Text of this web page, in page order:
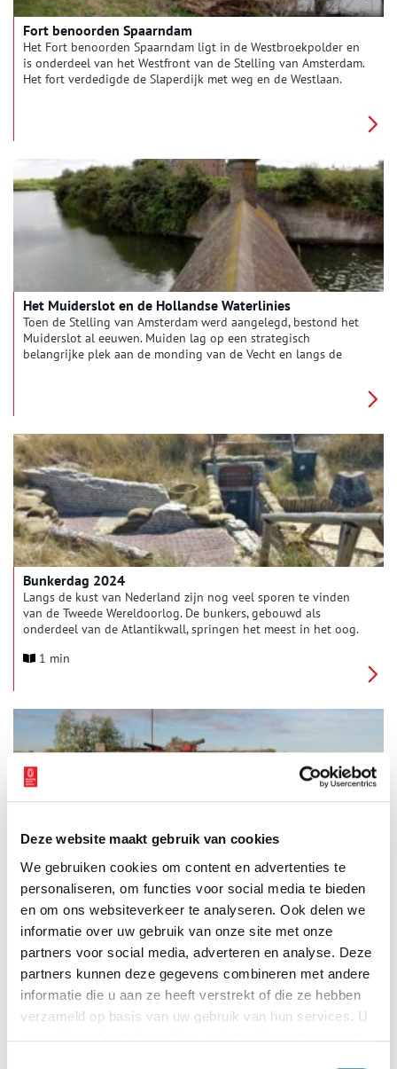
Deze website maakt gebruik van cookies
We gebruiken cookies om content en advertenties te
personaliseren, om functies voor social media te bieden
en om ons websiteverkeer te analyseren. Ook delen we
informatie over uw gebruik van onze site met onze
partners voor social media, adverteren en analyse. Deze
partners kunnen deze gegevens combineren met andere
informatie die u aan ze heeft verstrekt of die ze hebben
verzameld op basis van uw gebruik van hun services. U
Fort benoorden Spaarndam
Het Fort benoorden Spaarndam ligt in de Westbroekpolder en
is onderdeel van het Westfront van de Stelling van Amsterdam.
Het fort verdedigde de Slaperdijk met weg en de Westlaan.
Het Muiderslot en de Hollandse Waterlinies
Toen de Stelling van Amsterdam werd aangelegd, bestond het
Muiderslot al eeuwen. Muiden lag op een strategisch
belangrijke plek aan de monding van de Vecht en langs de
Bunkerdag 2024
Langs de kust van Nederland zijn nog veel sporen te vinden
van de Tweede Wereldoorlog. De bunkers, gebouwd als
onderdeel van de Atlantikwall, springen het meest in het oog.
bunkers van Zeeland tot de Waddeneilanden samen open voor
1 min
De Westbatterij in Muiden is één van de overgebleven
verdedigingswerken binnen de Stelling van Amsterdam die
oorspronkelijk tot de Nieuwe Hollandse Waterlinie behoorden.
De toren dateert uit 1852 en werd in de late negentiende
eeuw toegevoegd aan het Zuidoostfront van de Stelling.